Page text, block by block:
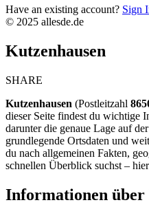
Have an existing account? Sign
© 2025 allesde.de
Kutzenhausen
SHARE
Kutzenhausen (Postleitzahl
dieser Seite findest du wichtige
darunter die genaue Lage auf
grundlegende Ortsdaten und
du nach allgemeinen Fakten,
schnellen Überblick suchst –
Informationen über